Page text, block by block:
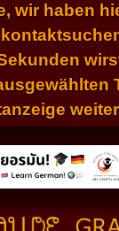
wir haben